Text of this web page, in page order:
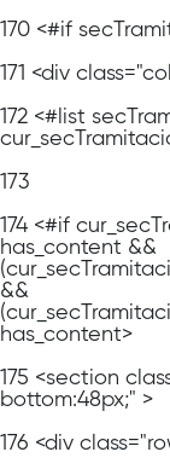
170 <#if
171 <div
172 <#list
173
174 <#if
has_content &&
&&
has_content>
175 <section
bottom:48px;" >
176 <div